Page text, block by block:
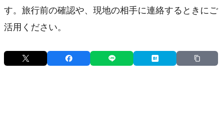
す。旅行前の確認や、現地の相手に連絡するときにご
活用ください。